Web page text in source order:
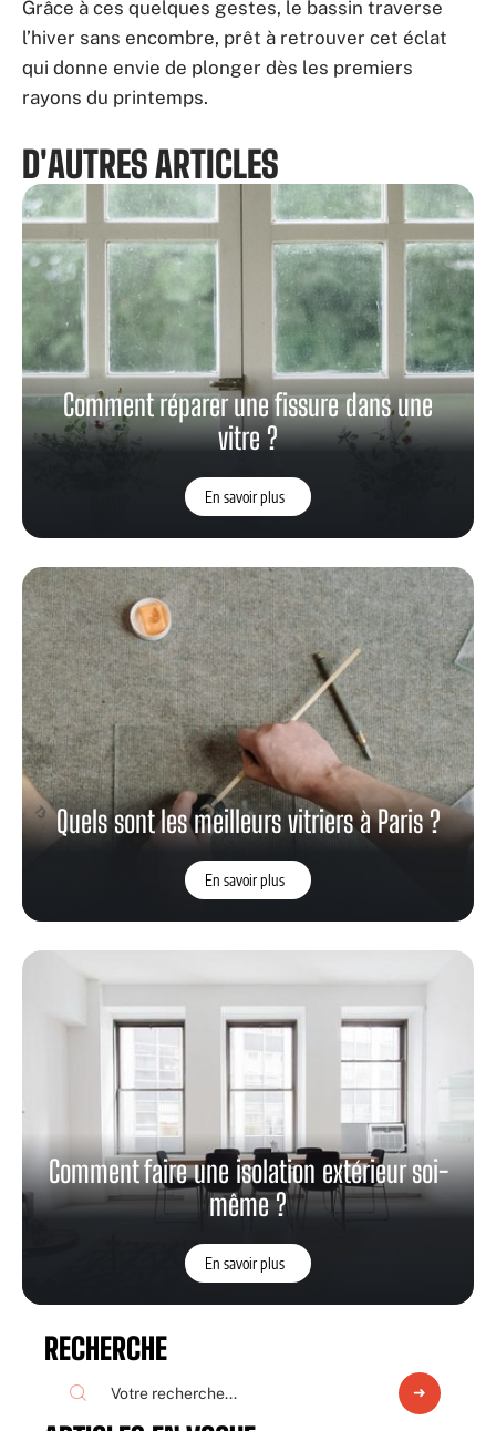
Grâce à ces quelques gestes, le bassin traverse
l’hiver sans encombre, prêt à retrouver cet éclat
qui donne envie de plonger dès les premiers
rayons du printemps.
D'AUTRES ARTICLES
Comment réparer une fissure dans une
vitre ?
En savoir plus
Quels sont les meilleurs vitriers à Paris ?
En savoir plus
Comment faire une isolation extérieur soi-
même ?
En savoir plus
RECHERCHE